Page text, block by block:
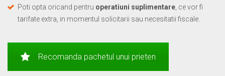
Poti opta oricand pentru operatiuni suplimentare, ce vor fi
tarifate extra, in momentul solicitarii sau necesitatii fiscale.
Recomanda pachetul unui prieten